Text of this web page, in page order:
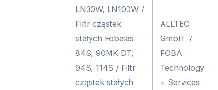
LN30W, LN100W /
Filtr cząstek
stałych Fobalas
84S, 90MK-DT,
94S, 114S / Filtr
cząstek stałych
ALLTEC
GmbH /
FOBA
Technology
+ Services